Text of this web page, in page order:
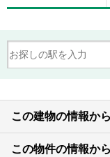
この建物の情報か
この物件の情報か